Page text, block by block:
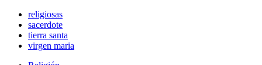
religiosas
sacerdote
tierra santa
virgen maria